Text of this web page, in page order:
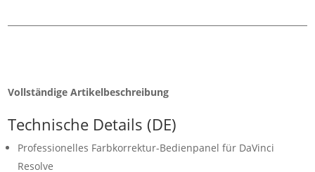
Vollständige Artikelbeschreibung
Technische Details (DE)
Professionelles Farbkorrektur-Bedienpanel für DaVinci
Resolve